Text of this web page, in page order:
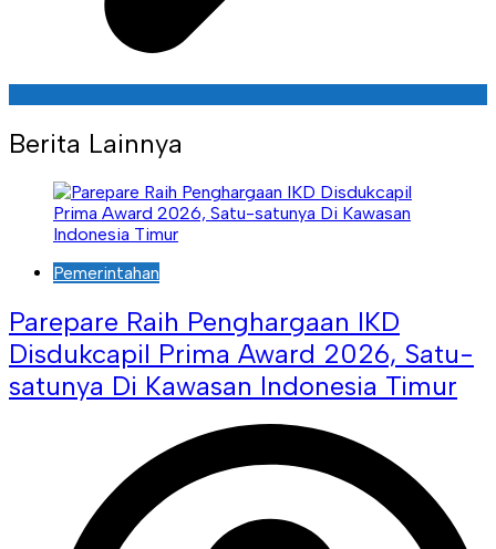
Berita Lainnya
Pemerintahan
Parepare Raih Penghargaan IKD
Disdukcapil Prima Award 2026, Satu-
satunya Di Kawasan Indonesia Timur